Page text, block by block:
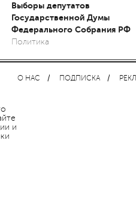
Выборы депутатов
Государственной Думы
Федерального Собрания РФ
Политика
и
О НАС ПОДПИСКА